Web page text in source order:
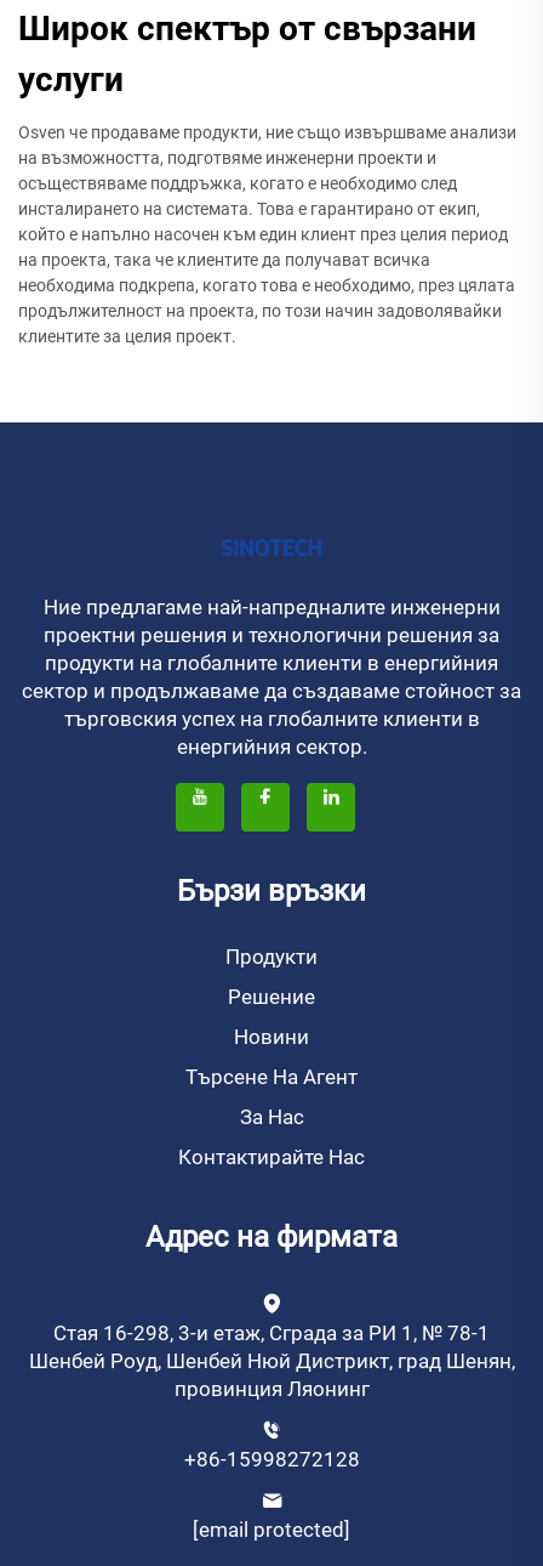
Широк спектър от свързани
услуги
Osven че продаваме продукти, ние също извършваме анализи
на възможността, подготвяме инженерни проекти и
осъществяваме поддръжка, когато е необходимо след
инсталирането на системата. Това е гарантирано от екип,
който е напълно насочен към един клиент през целия период
на проекта, така че клиентите да получават всичка
необходима подкрепа, когато това е необходимо, през цялата
продължителност на проекта, по този начин задоволявайки
клиентите за целия проект.
Ние предлагаме най-напредналите инженерни
проектни решения и технологични решения за
продукти на глобалните клиенти в енергийния
сектор и продължаваме да създаваме стойност за
търговския успех на глобалните клиенти в
енергийния сектор.
Бързи връзки
Продукти
Решение
Новини
Търсене На Агент
За Нас
Контактирайте Нас
Адрес на фирмата
Стая 16-298, 3-и етаж, Сграда за РИ 1, № 78-1
Шенбей Роуд, Шенбей Нюй Дистрикт, град Шенян,
провинция Ляонинг
+86-15998272128
[email protected]